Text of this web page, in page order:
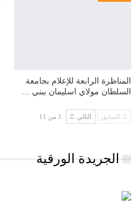
المناظرة الرابعة للإعلام بجامعة
السلطان مولاي اسليمان ببني …
السابق التالي 1 من 11
الجريدة الورقية